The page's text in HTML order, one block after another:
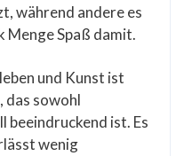
während andere es
Menge Spaß damit.
und Kunst ist
das sowohl
beeindruckend ist. Es
wenig